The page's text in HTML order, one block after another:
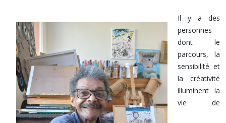
Il y a des
personnes
dont le
parcours, la
sensibilité et
la créativité
illuminent la
vie de